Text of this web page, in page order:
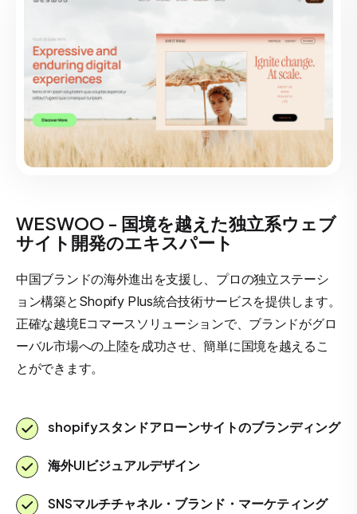
WESWOO - 国境を越えた独立系ウェブ
サイト開発のエキスパート
中国ブランドの海外進出を支援し、プロの独立ステーシ
ョン構築とShopify Plus統合技術サービスを提供します。
正確な越境Eコマースソリューションで、ブランドがグロ
ーバル市場への上陸を成功させ、簡単に国境を越えるこ
とができます。
shopifyスタンドアローンサイトのブランディング
海外UIビジュアルデザイン
SNSマルチチャネル・ブランド・マーケティング